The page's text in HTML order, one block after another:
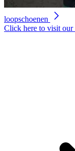
loopschoenen
Click here to visit our